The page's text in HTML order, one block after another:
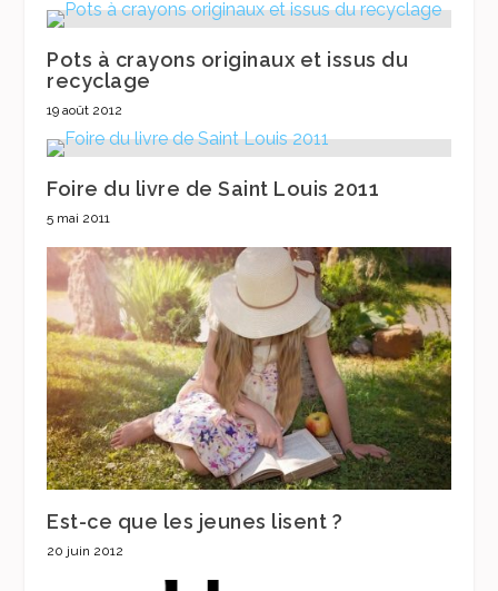
Pots à crayons originaux et issus du
recyclage
19 août 2012
Foire du livre de Saint Louis 2011
5 mai 2011
Est-ce que les jeunes lisent ?
20 juin 2012